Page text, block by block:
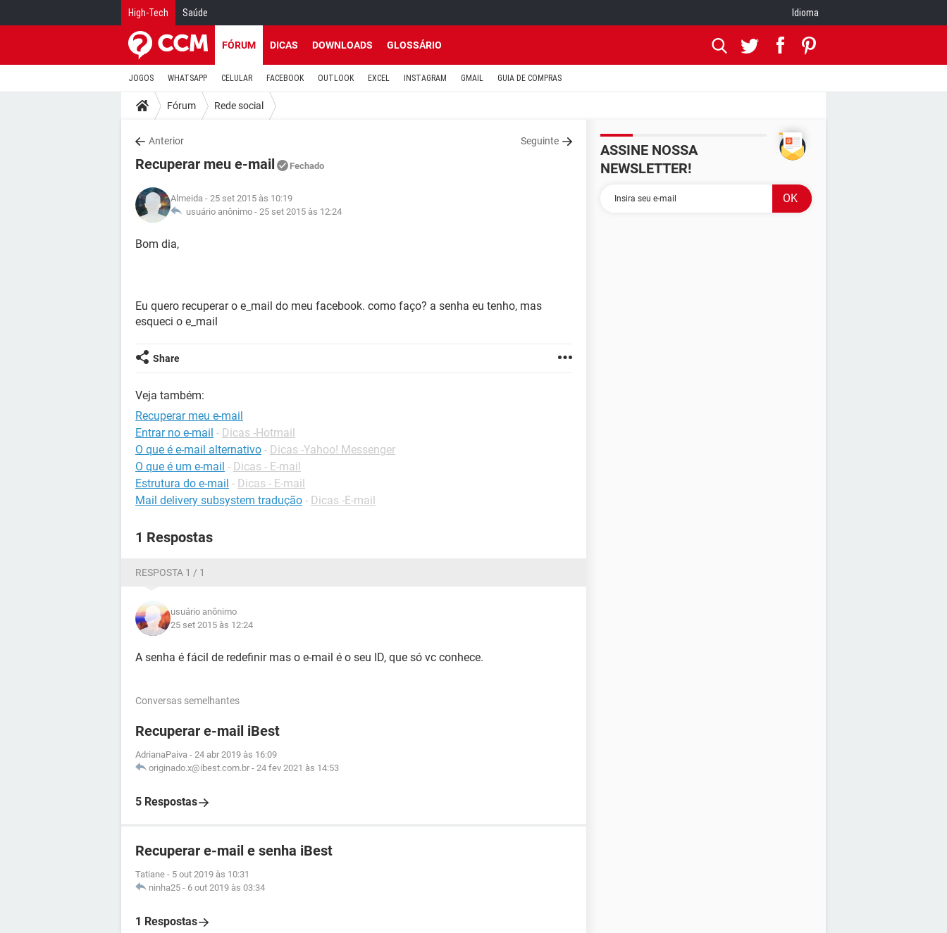
High-Tech Saúde Idioma
FÓRUM DICAS DOWNLOADS GLOSSÁRIO
JOGOS WHATSAPP CELULAR FACEBOOK OUTLOOK EXCEL INSTAGRAM GMAIL GUIA DE COMPRAS
Fórum Rede social
Anterior Seguinte
Recuperar meu e-mail Fechado
Almeida - 25 set 2015 às 10:19
usuário anônimo - 25 set 2015 às 12:24
Bom dia,
Eu quero recuperar o e_mail do meu facebook. como faço? a senha eu tenho, mas
esqueci o e_mail
Share
Veja também:
Recuperar meu e-mail
Entrar no e-mail - Dicas -Hotmail
O que é e-mail alternativo - Dicas -Yahoo! Messenger
O que é um e-mail - Dicas - E-mail
Estrutura do e-mail - Dicas - E-mail
Mail delivery subsystem tradução - Dicas -E-mail
1 Respostas
RESPOSTA 1 / 1
usuário anônimo
25 set 2015 às 12:24
A senha é fácil de redefinir mas o e-mail é o seu ID, que só vc conhece.
Conversas semelhantes
Recuperar e-mail iBest
AdrianaPaiva - 24 abr 2019 às 16:09
originado.x@ibest.com.br - 24 fev 2021 às 14:53
5 Respostas
Recuperar e-mail e senha iBest
Tatiane - 5 out 2019 às 10:31
ninha25 - 6 out 2019 às 03:34
1 Respostas
ASSINE NOSSA
NEWSLETTER!